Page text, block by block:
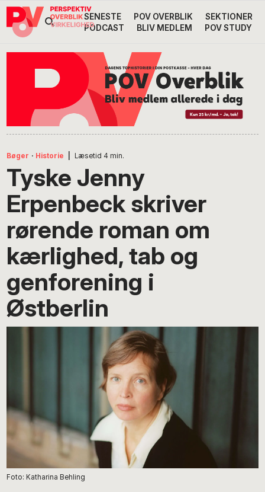
Gå
direkte
Skip
indhold
Gå
direkte
Header
SENESTE POV OVERBLIK
SEKTIONER
PODCAST
BLIV MEDLEM POV STUDY
Bøger · Historie Læsetid 4 min.
Tyske Jenny
Erpenbeck skriver
rørende roman om
kærlighed, tab og
genforening i
Østberlin
Foto: Katharina Behling